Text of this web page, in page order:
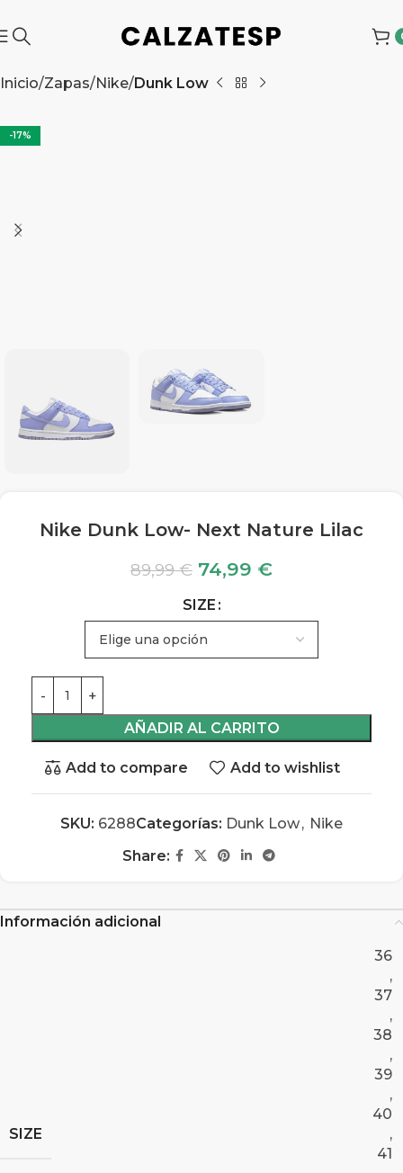
Inicio Zapas Nike Dunk Low
-17%
Nike Dunk Low- Next Nature Lilac
89,99€ 74,99 €
SIZE
AÑADIR AL CARRITO
Add to compare Add to wishlist
SKU: 6288Categorías: Dunk Low, Nike
Share:
Información adicional
SIZE
36
,
37
,
38
,
39
,
40
,
41